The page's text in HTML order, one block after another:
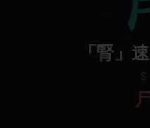
「腎」
s